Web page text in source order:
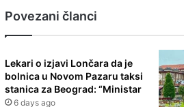
Povezani članci
Lekari o izjavi Lončara da je
bolnica u Novom Pazaru taksi
stanica za Beograd: “Ministar
6 days ago